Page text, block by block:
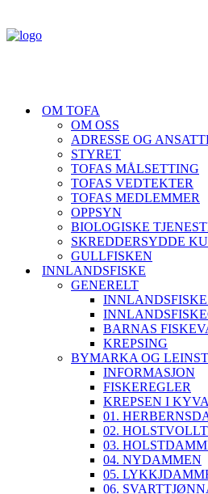
OM TOFA
OM OSS
ADRESSE OG
STYRET
TOFAS MÅLSETTING
TOFAS VEDTEKTER
TOFAS MEDLEMMER
OPPSYN
BIOLOGISKE
SKREDDERSYDDE
GULLFISKEN
INNLANDSFISKE
GENERELT
BARNAS
KREPSING
BYMARKA OG
INFORMASJON
FISKEREGLER
KREPSEN I
01.
02.
03.
04. NYDAMMEN
05.
06.